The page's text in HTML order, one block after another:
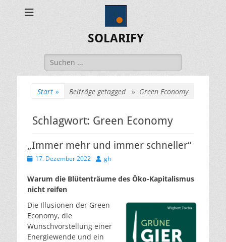
SOLARIFY
Suchen
nach:
Start » Beiträge getagged » Green Economy
Schlagwort: Green Economy
„Immer mehr und immer schneller“
Veröffentlicht
17. Dezember 2022 Autor
gh
Warum die Blütenträume des Öko-Kapitalismus
nicht reifen
Die Illusionen der Green
Economy, die
Wunschvorstellung einer
Energiewende und ein